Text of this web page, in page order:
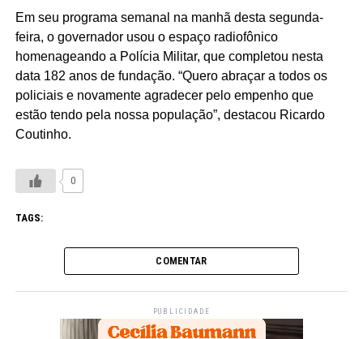
Em seu programa semanal na manhã desta segunda-
feira, o governador usou o espaço radiofônico
homenageando a Polícia Militar, que completou nesta
data 182 anos de fundação. “Quero abraçar a todos os
policiais e novamente agradecer pelo empenho que
estão tendo pela nossa população”, destacou Ricardo
Coutinho.
0
TAGS:
COMENTAR
PUBLICIDADE